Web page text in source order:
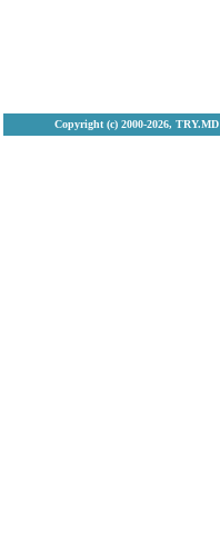
Copyright (с) 2000-2026, TRY.MD